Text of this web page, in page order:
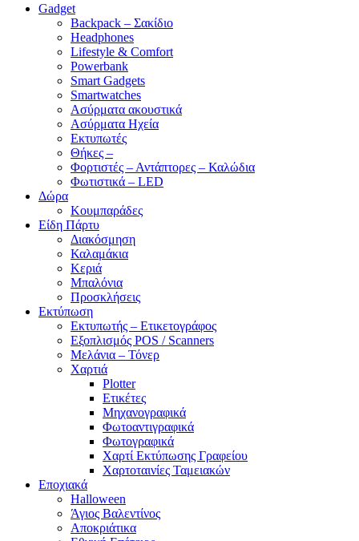
Gadget
Backpack – Σακίδιο
Headphones
Lifestyle & Comfort
Powerbank
Smart Gadgets
Smartwatches
Ασύρματα ακουστικά
Ασύρματα Ηχεία
Εκτυπωτές
Θήκες –
Φορτιστές – Αντάπτορες – Καλώδια
Φωτιστικά – LED
Δώρα
Κουμπαράδες
Είδη Πάρτυ
Διακόσμηση
Καλαμάκια
Κεριά
Μπαλόνια
Προσκλήσεις
Εκτύπωση
Εκτυπωτής – Ετικετογράφος
Εξοπλισμός POS / Scanners
Μελάνια – Τόνερ
Χαρτιά
Plotter
Ετικέτες
Μηχανογραφικά
Φωτοαντιγραφικά
Φωτογραφικά
Χαρτί Εκτύπωσης Γραφείου
Χαρτοταινίες Ταμειακών
Εποχιακά
Halloween
Άγιος Βαλεντίνος
Αποκριάτικα